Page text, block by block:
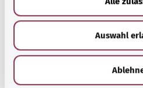
Auswahl